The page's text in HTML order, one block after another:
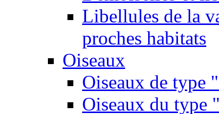
Libellules de la
proches habitats
Oiseaux
Oiseaux de type
Oiseaux du type